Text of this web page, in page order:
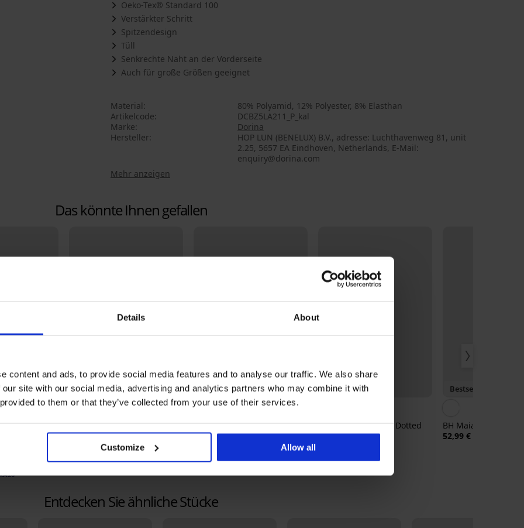
Details About
content and ads, to provide social media features and to analyse our traffic. We also share
site with our social media, advertising and analytics partners who may combine it with
to them or that they’ve collected from your use of their services.
Customize Allow all
Oeko-Tex® Standard 100
Verstärkter Schritt
Spitzendesign
Tüll
Senkrechte Naht an der Vorderseite
Auch für große Größen geeignet
Material
80% Polyamid, 12% Polyester, 8% Elasthan
Artikelcode
DCBZ5LA211_P_kal
Marke
Dorina
Hersteller
HOP LUN (BENELUX) B.V., adresse: Luchthavenweg 81, unit
2.25, 5657 EA Eindhoven, Netherlands, E-Mail:
enquiry@dorina.com
Mehr anzeigen
Das könnte Ihnen gefallen
4,5
Bestseller
5
BH DIVA by IVA unwattiert
52,99 €
3+1 GRATIS
Bestseller
Figurformender Slip Simple
Push-Up mit hohem Bund
-20% BRA20
BH Spacer Flexicup Dotted
Mesh II
BRA20
Bestseller
BH Maia 4D glättend
52,99 €
Entdecken Sie ähnliche Stücke